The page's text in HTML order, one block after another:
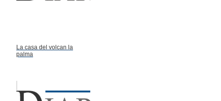
La casa del volcan la
palma